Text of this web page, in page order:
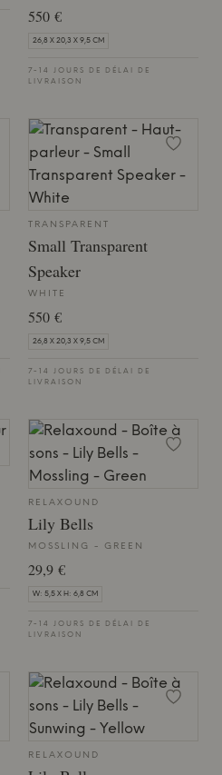
550 €
26,8 X 20,3 X 9,5 CM
7-14 JOURS DE DÉLAI DE
LIVRAISON
TRANSPARENT
Small Transparent
Speaker
WHITE
550 €
26,8 X 20,3 X 9,5 CM
7-14 JOURS DE DÉLAI DE
LIVRAISON
RELAXOUND
Lily Bells
MOSSLING - GREEN
29,9 €
W: 5,5 X H: 6,8 CM
7-14 JOURS DE DÉLAI DE
LIVRAISON
RELAXOUND